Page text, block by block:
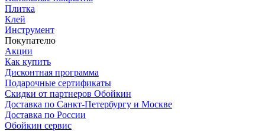
Плитка
Клей
Инструмент
Покупателю
Акции
Как купить
Дисконтная программа
Подарочные сертификаты
Скидки от партнеров Обойкин
Доставка по Санкт-Петербургу и Москве
Доставка по России
Обойкин сервис